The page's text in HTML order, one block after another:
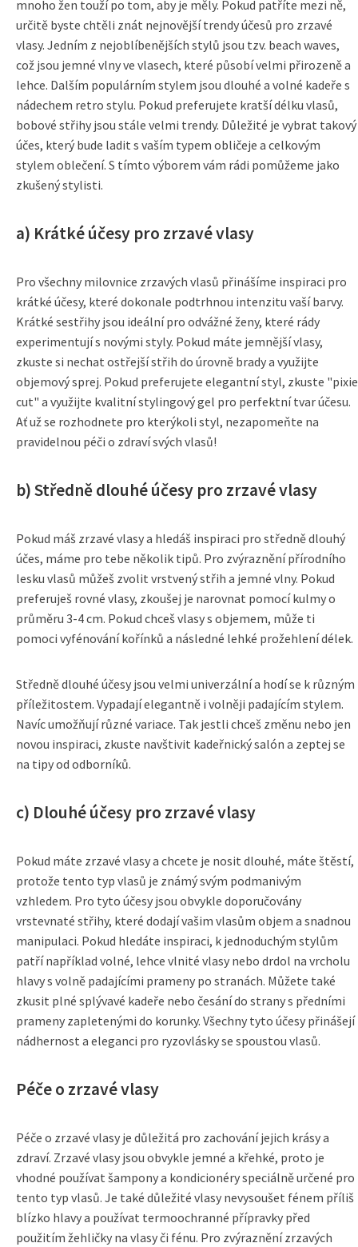
mnoho žen touží po tom, aby je měly. Pokud patříte mezi ně,
určitě byste chtěli znát nejnovější trendy účesů pro zrzavé
vlasy. Jedním z nejoblíbenějších stylů jsou tzv. beach waves,
což jsou jemné vlny ve vlasech, které působí velmi přirozeně a
lehce. Dalším populárním stylem jsou dlouhé a volné kadeře s
nádechem retro stylu. Pokud preferujete kratší délku vlasů,
bobové střihy jsou stále velmi trendy. Důležité je vybrat takový
účes, který bude ladit s vaším typem obličeje a celkovým
stylem oblečení. S tímto výborem vám rádi pomůžeme jako
zkušený stylisti.
a) Krátké účesy pro zrzavé vlasy
Pro všechny milovnice zrzavých vlasů přinášíme inspiraci pro
krátké účesy, které dokonale podtrhnou intenzitu vaší barvy.
Krátké sestřihy jsou ideální pro odvážné ženy, které rády
experimentují s novými styly. Pokud máte jemnější vlasy,
zkuste si nechat ostřejší střih do úrovně brady a využijte
objemový sprej. Pokud preferujete elegantní styl, zkuste "pixie
cut" a využijte kvalitní stylingový gel pro perfektní tvar účesu.
Ať už se rozhodnete pro kterýkoli styl, nezapomeňte na
pravidelnou péči o zdraví svých vlasů!
b) Středně dlouhé účesy pro zrzavé vlasy
Pokud máš zrzavé vlasy a hledáš inspiraci pro středně dlouhý
účes, máme pro tebe několik tipů. Pro zvýraznění přírodního
lesku vlasů můžeš zvolit vrstvený střih a jemné vlny. Pokud
preferuješ rovné vlasy, zkoušej je narovnat pomocí kulmy o
průměru 3-4 cm. Pokud chceš vlasy s objemem, může ti
pomoci vyfénování kořínků a následné lehké prožehlení délek.
Středně dlouhé účesy jsou velmi univerzální a hodí se k různým
příležitostem. Vypadají elegantně i volněji padajícím stylem.
Navíc umožňují různé variace. Tak jestli chceš změnu nebo jen
novou inspiraci, zkuste navštivit kadeřnický salón a zeptej se
na tipy od odborníků.
c) Dlouhé účesy pro zrzavé vlasy
Pokud máte zrzavé vlasy a chcete je nosit dlouhé, máte štěstí,
protože tento typ vlasů je známý svým podmanivým
vzhledem. Pro tyto účesy jsou obvykle doporučovány
vrstevnaté střihy, které dodají vašim vlasům objem a snadnou
manipulaci. Pokud hledáte inspiraci, k jednoduchým stylům
patří například volné, lehce vlnité vlasy nebo drdol na vrcholu
hlavy s volně padajícími prameny po stranách. Můžete také
zkusit plné splývavé kadeře nebo česání do strany s předními
prameny zapletenými do korunky. Všechny tyto účesy přinášejí
nádhernost a eleganci pro ryzovlásky se spoustou vlasů.
Péče o zrzavé vlasy
Péče o zrzavé vlasy je důležitá pro zachování jejich krásy a
zdraví. Zrzavé vlasy jsou obvykle jemné a křehké, proto je
vhodné používat šampony a kondicionéry speciálně určené pro
tento typ vlasů. Je také důležité vlasy nevysoušet fénem příliš
blízko hlavy a používat termoochranné přípravky před
použitím žehličky na vlasy či fénu. Pro zvýraznění zrzavých